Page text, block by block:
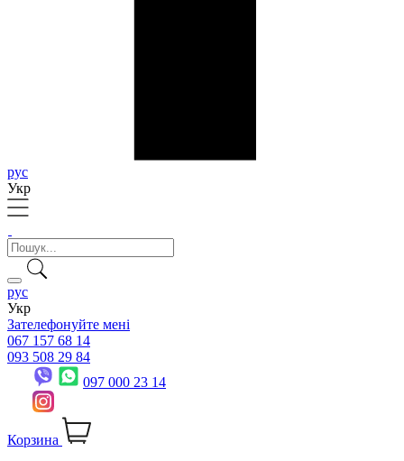
рус
Укр
рус
Укр
Зателефонуйте мені
067 157 68 14
093 508 29 84
097 000 23 14
Корзина